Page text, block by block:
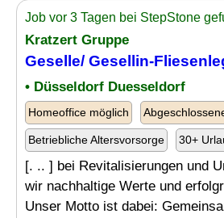
Job vor 3 Tagen bei StepStone
Kratzert Gruppe
Geselle/ Gesellin-
• Düsseldorf Duesseldorf
Homeoffice möglich
Betriebliche Altersvorsorge 30+
[. .. ] bei Revitalisierungen und
wir nachhaltige Werte und
Unser Motto ist dabei: